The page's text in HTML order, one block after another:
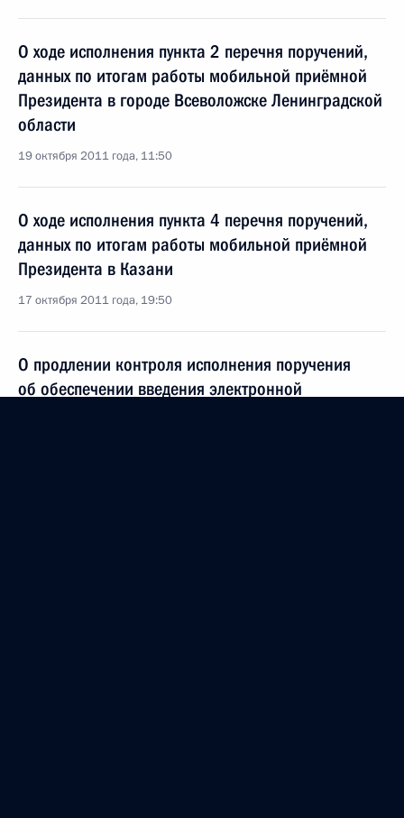
О ходе исполнения пункта 2 перечня поручений,
данных по итогам работы мобильной приёмной
Президента в городе Всеволожске Ленинградской
области
19 октября 2011 года, 11:50
О ходе исполнения пункта 4 перечня поручений,
данных по итогам работы мобильной приёмной
Президента в Казани
17 октября 2011 года, 19:50
О продлении контроля исполнения поручения
об обеспечении введения электронной